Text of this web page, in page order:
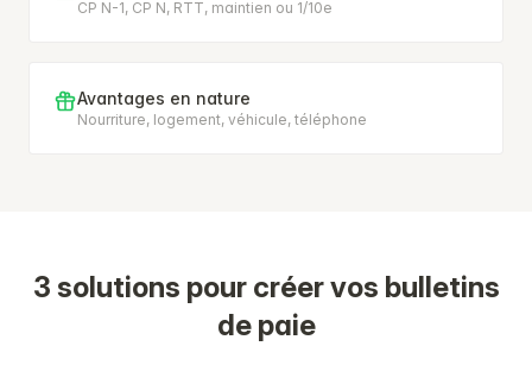
CP N-1, CP N, RTT, maintien ou 1/10e
Avantages en nature
Nourriture, logement, véhicule, téléphone
3 solutions pour créer vos bulletins
de paie